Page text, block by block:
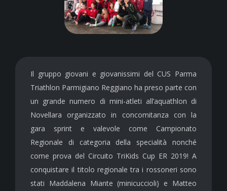
Il gruppo giovani e giovanissimi del CUS Parma
Triathlon Parmigiano Reggiano ha preso parte con
un grande numero di mini-atleti all’aquathlon di
Novellara organizzato in concomitanza con la
gara sprint e valevole come Campionato
Regionale di categoria della specialità nonché
come prova del Circuito TriKids Cup ER 2019! A
conquistare il titolo regionale tra i rossoneri sono
stati Maddalena Miante (minicuccioli) e Matteo